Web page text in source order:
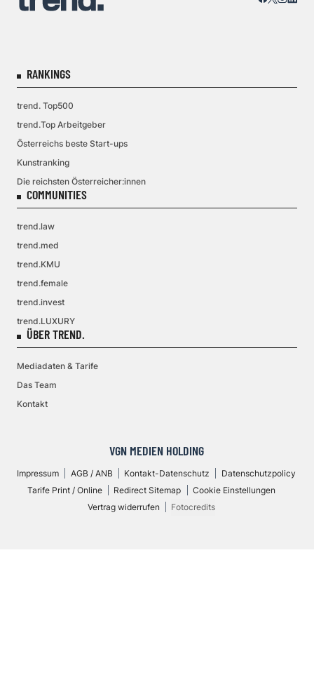
RANKINGS
trend. Top500
trend.Top Arbeitgeber
Österreichs beste Start-ups
Kunstranking
Die reichsten Österreicher:innen
COMMUNITIES
trend.law
trend.med
trend.KMU
trend.female
trend.invest
trend.LUXURY
ÜBER TREND.
Mediadaten & Tarife
Das Team
Kontakt
VGN MEDIEN HOLDING
Impressum AGB / ANB Kontakt-Datenschutz
Datenschutzpolicy
Tarife Print / Online
Redirect Sitemap
Cookie Einstellungen
Vertrag widerrufen
Fotocredits